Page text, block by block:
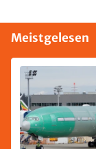
Meistgelesen